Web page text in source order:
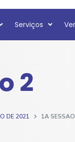
Serviços
2
DE 2021 1A